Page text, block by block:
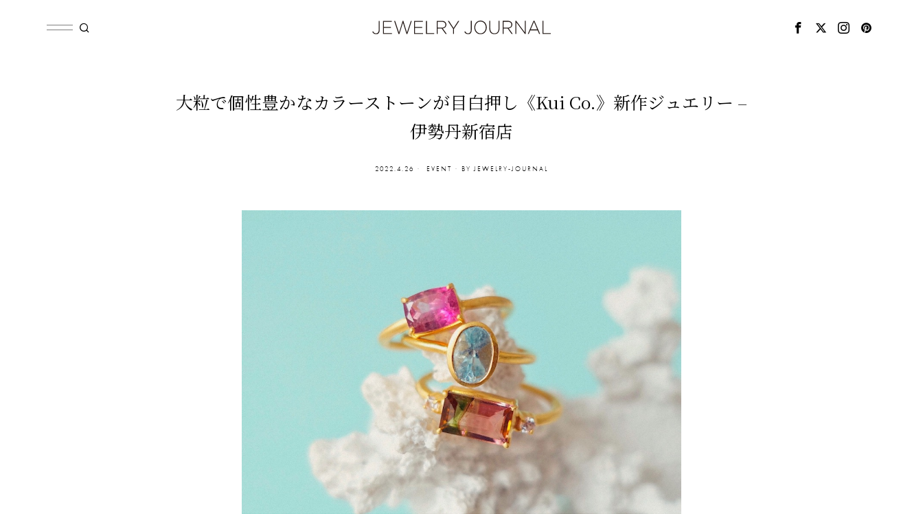
大粒で個性豊かなカラーストーンが目白押し《Kui Co.》新作ジュエリー –
伊勢丹新宿店
2022.4.26 EVENT BY JEWELRY-JOURNAL